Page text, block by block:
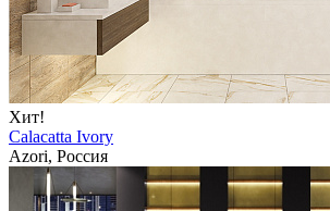
Хит!
Calacatta Ivory
Azori, Россия